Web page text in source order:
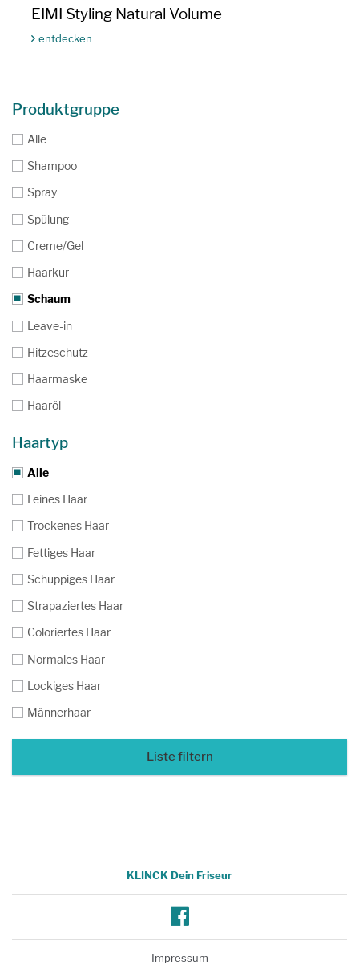
EIMI Styling Natural Volume
entdecken
Produktfilter
Produktgruppe
Alle
Shampoo
Spray
Spülung
Creme/Gel
Haarkur
Schaum
Leave-in
Hitzeschutz
Haarmaske
Haaröl
Haartyp
Alle
Feines Haar
Trockenes Haar
Fettiges Haar
Schuppiges Haar
Strapaziertes Haar
Coloriertes Haar
Normales Haar
Lockiges Haar
Männerhaar
Liste filtern
KLINCK Dein Friseur
Impressum